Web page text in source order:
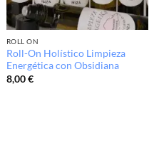
ROLL ON
Roll-On Holístico Limpieza
Energética con Obsidiana
8,00€